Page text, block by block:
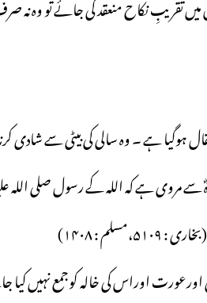
ہوگیا ہے ۔ وہ سالی کی بیٹی سے شادی
ہے کہ اللہ کے رسول صلی اللہ
: ۱۴۰۸)
اوراس کی خالہ کوجمع نہیں کیا